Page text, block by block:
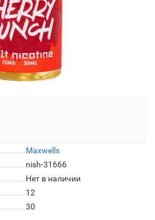
Maxwells
nish-31666
Нет в наличии
12
30